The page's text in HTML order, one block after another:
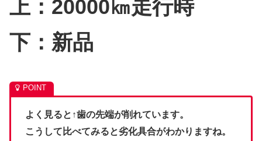
上：20000㎞走行時
下：新品
よく見ると↑歯の先端が削れています。
こうして比べてみると劣化具合がわかりますね。